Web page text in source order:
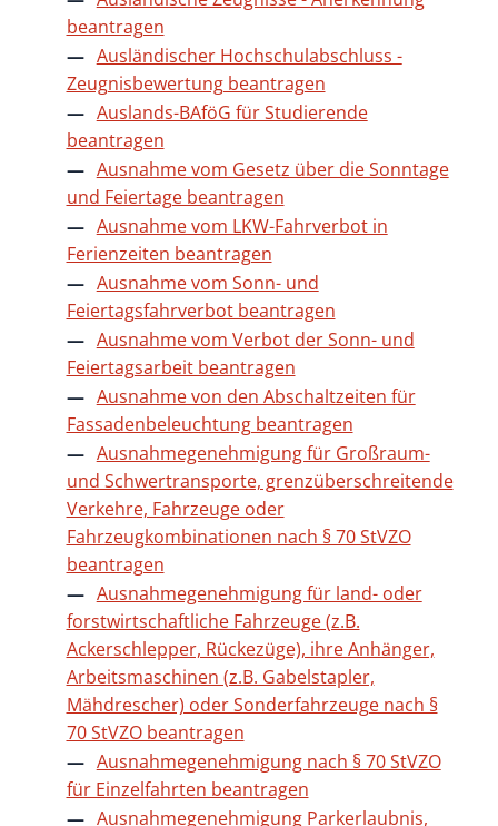
beantragen
Ausländischer Hochschulabschluss -
Zeugnisbewertung beantragen
Auslands-BAföG für Studierende
beantragen
Ausnahme vom Gesetz über die Sonntage
und Feiertage beantragen
Ausnahme vom LKW-Fahrverbot in
Ferienzeiten beantragen
Ausnahme vom Sonn- und
Feiertagsfahrverbot beantragen
Ausnahme vom Verbot der Sonn- und
Feiertagsarbeit beantragen
Ausnahme von den Abschaltzeiten für
Fassadenbeleuchtung beantragen
Ausnahmegenehmigung für Großraum-
und Schwertransporte, grenzüberschreitende
Verkehre, Fahrzeuge oder
Fahrzeugkombinationen nach § 70 StVZO
beantragen
Ausnahmegenehmigung für land- oder
forstwirtschaftliche Fahrzeuge (z.B.
Ackerschlepper, Rückezüge), ihre Anhänger,
Arbeitsmaschinen (z.B. Gabelstapler,
Mähdrescher) oder Sonderfahrzeuge nach §
70 StVZO beantragen
Ausnahmegenehmigung nach § 70 StVZO
für Einzelfahrten beantragen
Ausnahmegenehmigung Parkerlaubnis,